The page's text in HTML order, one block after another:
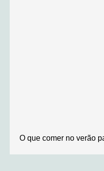
O que comer no verão